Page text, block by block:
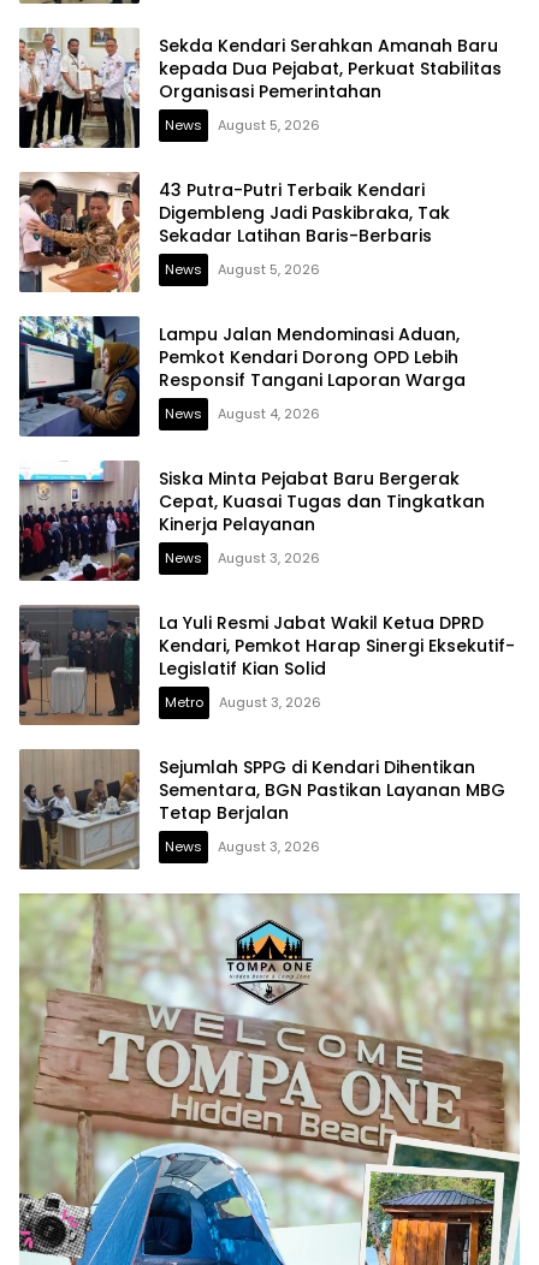
Sekda Kendari Serahkan Amanah Baru
kepada Dua Pejabat, Perkuat Stabilitas
Organisasi Pemerintahan
News August 5, 2026
43 Putra-Putri Terbaik Kendari
Digembleng Jadi Paskibraka, Tak
Sekadar Latihan Baris-Berbaris
News August 5, 2026
Lampu Jalan Mendominasi Aduan,
Pemkot Kendari Dorong OPD Lebih
Responsif Tangani Laporan Warga
News August 4, 2026
Siska Minta Pejabat Baru Bergerak
Cepat, Kuasai Tugas dan Tingkatkan
Kinerja Pelayanan
News August 3, 2026
La Yuli Resmi Jabat Wakil Ketua DPRD
Kendari, Pemkot Harap Sinergi Eksekutif-
Legislatif Kian Solid
Metro August 3, 2026
Sejumlah SPPG di Kendari Dihentikan
Sementara, BGN Pastikan Layanan MBG
Tetap Berjalan
News August 3, 2026